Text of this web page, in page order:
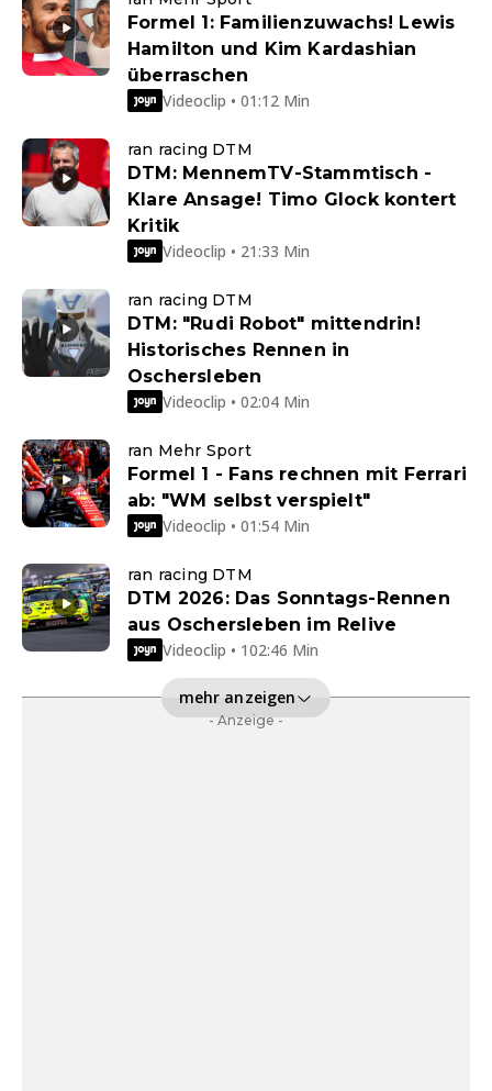
Formel 1: Familienzuwachs! Lewis
Hamilton und Kim Kardashian
überraschen
Videoclip • 01:12 Min
ran racing DTM
DTM: MennemTV-Stammtisch -
Klare Ansage! Timo Glock kontert
Kritik
Videoclip • 21:33 Min
ran racing DTM
DTM: "Rudi Robot" mittendrin!
Historisches Rennen in
Oschersleben
Videoclip • 02:04 Min
ran Mehr Sport
Formel 1 - Fans rechnen mit Ferrari
ab: "WM selbst verspielt"
Videoclip • 01:54 Min
ran racing DTM
DTM 2026: Das Sonntags-Rennen
aus Oschersleben im Relive
Videoclip • 102:46 Min
mehr anzeigen
- Anzeige -